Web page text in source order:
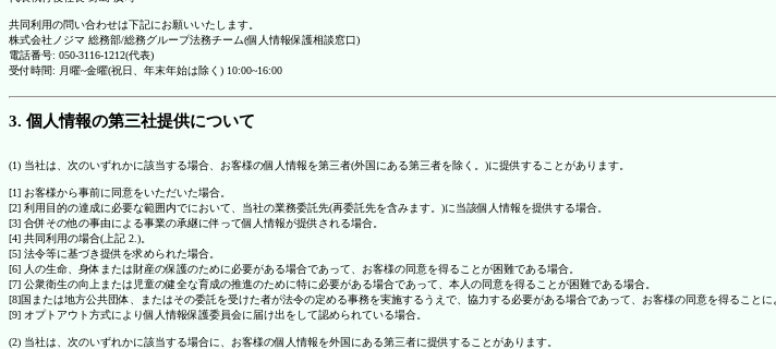
共同利用の問い合わせは下記にお願いいたします。
株式会社ノジマ 総務部/総務グループ法務チーム(個人情報保護相談窓口)
電話番号: 050-3116-1212(代表)
受付時間: 月曜~金曜(祝日、年末年始は除く) 10:00~16:00
3. 個人情報の第三社提供について
(1) 当社は、次のいずれかに該当する場合、お客様の個人情報を第三者(外国にある第三者を除く。)に提供することがあります。
[1] お客様から事前に同意をいただいた場合。
[2] 利用目的の達成に必要な範囲内でにおいて、当社の業務委託先(再委託先を含みます。)に当該個人情報を提供する場合。
[3] 合併その他の事由による事業の承継に伴って個人情報が提供される場合。
[4] 共同利用の場合(上記 2.)。
[5] 法令等に基づき提供を求められた場合。
[6] 人の生命、身体または財産の保護のために必要がある場合であって、お客様の同意を得ることが困難である場合。
[7] 公衆衛生の向上または児童の健全な育成の推進のために特に必要がある場合であって、本人の同意を得ることが困難である場合。
[8]国または地方公共団体、またはその委託を受けた者が法令の定める事務を実施するうえで、協力する必要がある場合であって、お客様の同意を得ること
[9] オプトアウト方式により個人情報保護委員会に届け出をして認められている場合。
(2) 当社は、次のいずれかに該当する場合に、お客様の個人情報を外国にある第三者に提供することがあります。